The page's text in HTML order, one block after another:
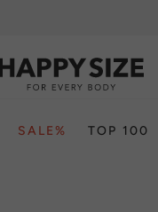
SALE% TOP 100